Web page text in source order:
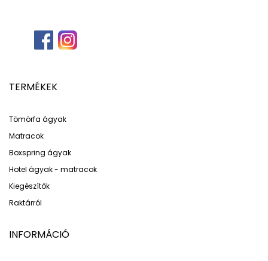
TERMÉKEK
Tömörfa ágyak
Matracok
Boxspring ágyak
Hotel ágyak - matracok
Kiegészítők
Raktárról
INFORMÁCIÓ